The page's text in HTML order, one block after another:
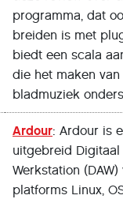
programma, dat
breiden is met
biedt een scala
die het maken van
bladmuziek
Ardour: Ardour is
uitgebreid Digitaal
Werkstation
platforms Linux,